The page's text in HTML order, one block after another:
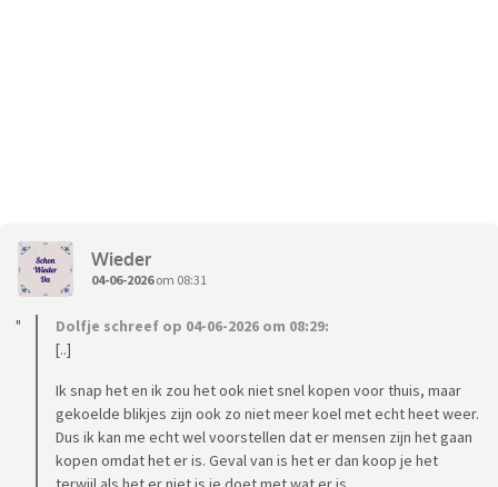
Wieder
04-06-2026om 08:31
Dolfje schreef op 04-06-2026 om 08:29:
[..]
Ik snap het en ik zou het ook niet snel kopen voor thuis, maar
gekoelde blikjes zijn ook zo niet meer koel met echt heet weer.
Dus ik kan me echt wel voorstellen dat er mensen zijn het gaan
kopen omdat het er is. Geval van is het er dan koop je het